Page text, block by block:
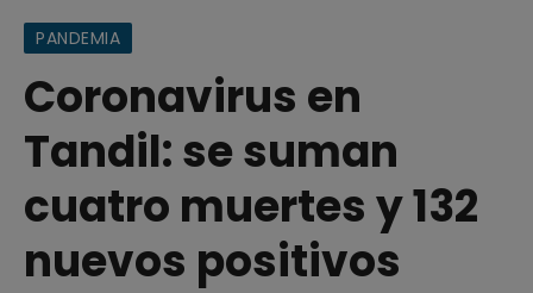
PANDEMIA
Coronavirus en
Tandil: se suman
cuatro muertes y 132
nuevos positivos